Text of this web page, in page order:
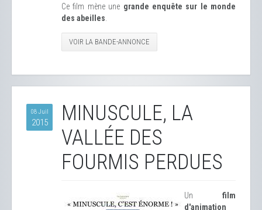
Ce film mène une grande enquête sur le monde
des abeilles
VOIR LA BANDE-ANNONCE
08 Juil
2015
MINUSCULE, LA
VALLÉE DES
FOURMIS PERDUES
Un film
d'animation